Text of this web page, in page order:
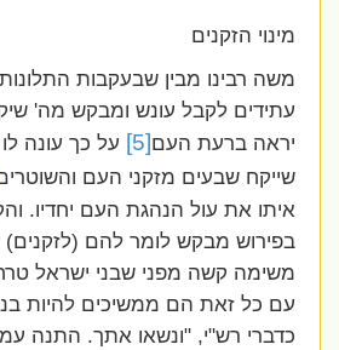
מינוי הזקנים
משה רבינו מבין שבעקבות
עתידים לקבל עונש ומבקש מה'
יראה ברעת העם[5]על כך עונה לו
שייקח שבעים מזקני העם והשוטרים
איתו את עול הנהגת העם יחדיו.
בפירוש מבקש לומר להם (לזקנים)
משימה קשה מפני שבני ישראל
עם כל זאת הם ממשיכים להיות בניו
כדברי רש"י, "ונשאו אתך. התנה